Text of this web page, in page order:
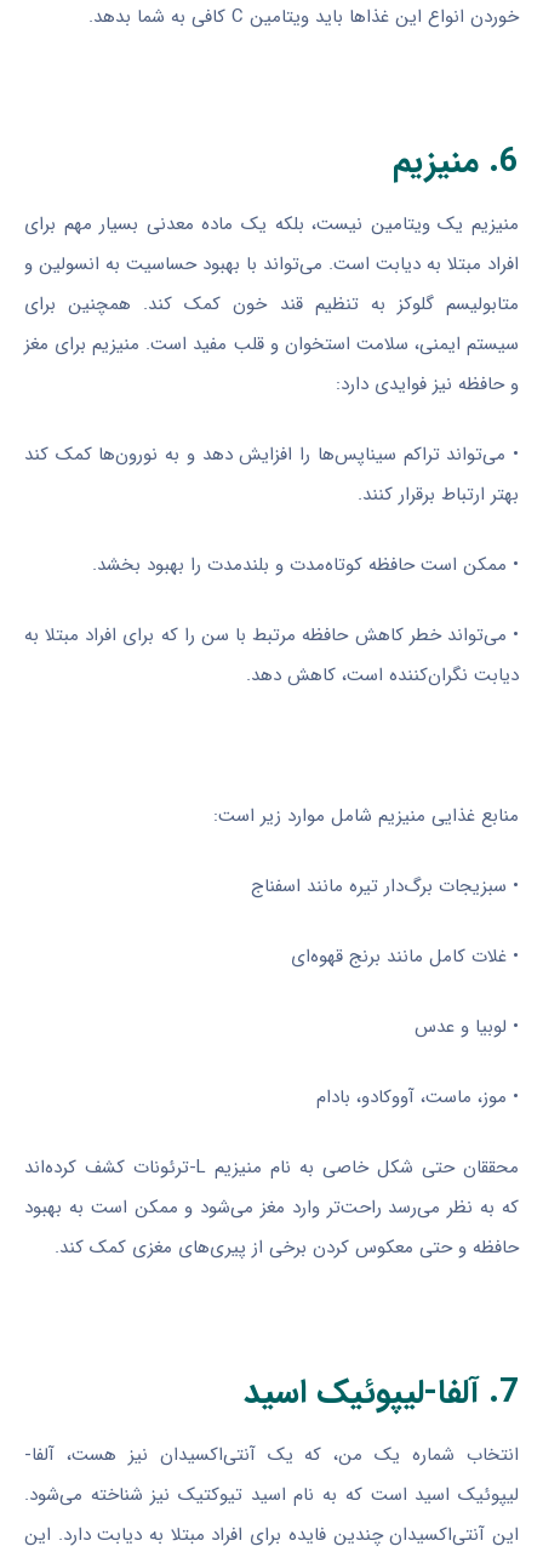
خوردن انواع این غذاها باید ویتامین C کافی به شما بدهد.
6. منیزیم
منیزیم یک ویتامین نیست، بلکه یک ماده معدنی بسیار مهم برای
افراد مبتلا به دیابت است. می‌تواند با بهبود حساسیت به انسولین و
متابولیسم گلوکز به تنظیم قند خون کمک کند. همچنین برای
سیستم ایمنی، سلامت استخوان و قلب مفید است. منیزیم برای مغز
و حافظه نیز فوایدی دارد:
• می‌تواند تراکم سیناپس‌ها را افزایش دهد و به نورون‌ها کمک کند
بهتر ارتباط برقرار کنند.
• ممکن است حافظه کوتاه‌مدت و بلندمدت را بهبود بخشد.
• می‌تواند خطر کاهش حافظه مرتبط با سن را که برای افراد مبتلا به
دیابت نگران‌کننده است، کاهش دهد.
منابع غذایی منیزیم شامل موارد زیر است:
• سبزیجات برگ‌دار تیره مانند اسفناج
• غلات کامل مانند برنج قهوه‌ای
• لوبیا و عدس
• موز، ماست، آووکادو، بادام
محققان حتی شکل خاصی به نام منیزیم L-ترئونات کشف کرده‌اند
که به نظر می‌رسد راحت‌تر وارد مغز می‌شود و ممکن است به بهبود
حافظه و حتی معکوس کردن برخی از پیری‌های مغزی کمک کند.
7. آلفا-لیپوئیک اسید
انتخاب شماره یک من، که یک آنتی‌اکسیدان نیز هست، آلفا-
لیپوئیک اسید است که به نام اسید تیوکتیک نیز شناخته می‌شود.
این آنتی‌اکسیدان چندین فایده برای افراد مبتلا به دیابت دارد. این